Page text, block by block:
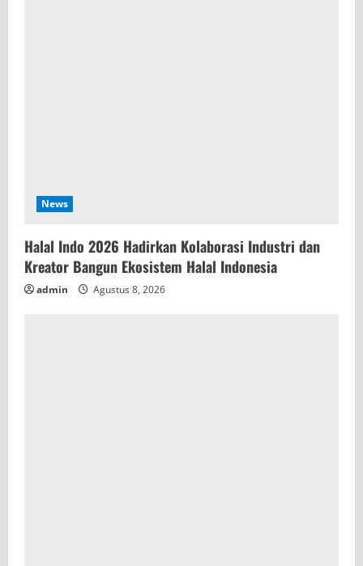
News
Halal Indo 2026 Hadirkan Kolaborasi Industri dan
Kreator Bangun Ekosistem Halal Indonesia
admin Agustus 8, 2026